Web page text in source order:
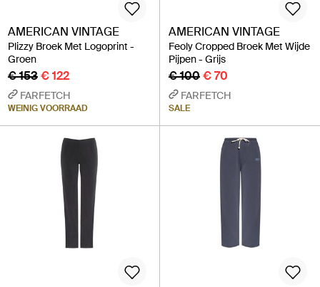
AMERICAN VINTAGE
Plizzy Broek Met Logoprint -
Groen
€ 153€ 122
FARFETCH
WEINIG VOORRAAD
AMERICAN VINTAGE
Feoly Cropped Broek Met Wijde
Pijpen - Grijs
€ 100€ 70
FARFETCH
SALE